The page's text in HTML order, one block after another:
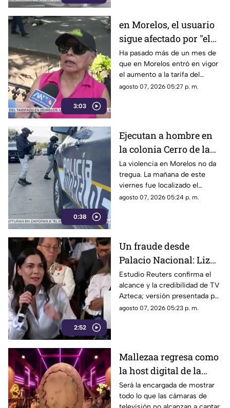
3:03
en Morelos, el usuario
sigue afectado por "el
tarifazo"
Ha pasado más de un mes de
que en Morelos entró en vigor
el aumento a la tarifa del
transporte público. Un mes,
al interior de las unidades.
agosto 07, 2026 05:27 p. m.
0:38
Ejecutan a hombre en
la colonia Cerro de la
Corona
La violencia en Morelos no da
tregua. La mañana de este
viernes fue localizado el
cuerpo de un hombre con
agosto 07, 2026 05:24 p. m.
2:52
Un fraude desde
Palacio Nacional: Liz
Vilchis intentó
desvirtuar estudio de
Reuters sobre la
credibilidad de TV
Estudio Reuters confirma el
alcance y la credibilidad de TV
Azteca; versión presentada por
Liz Vilchis fue cuestionada al
agosto 07, 2026 05:23 p. m.
Mallezaa regresa como
la host digital de la
segunda temporada de
La Granja VIP
Será la encargada de mostrar
todo lo que las cámaras de